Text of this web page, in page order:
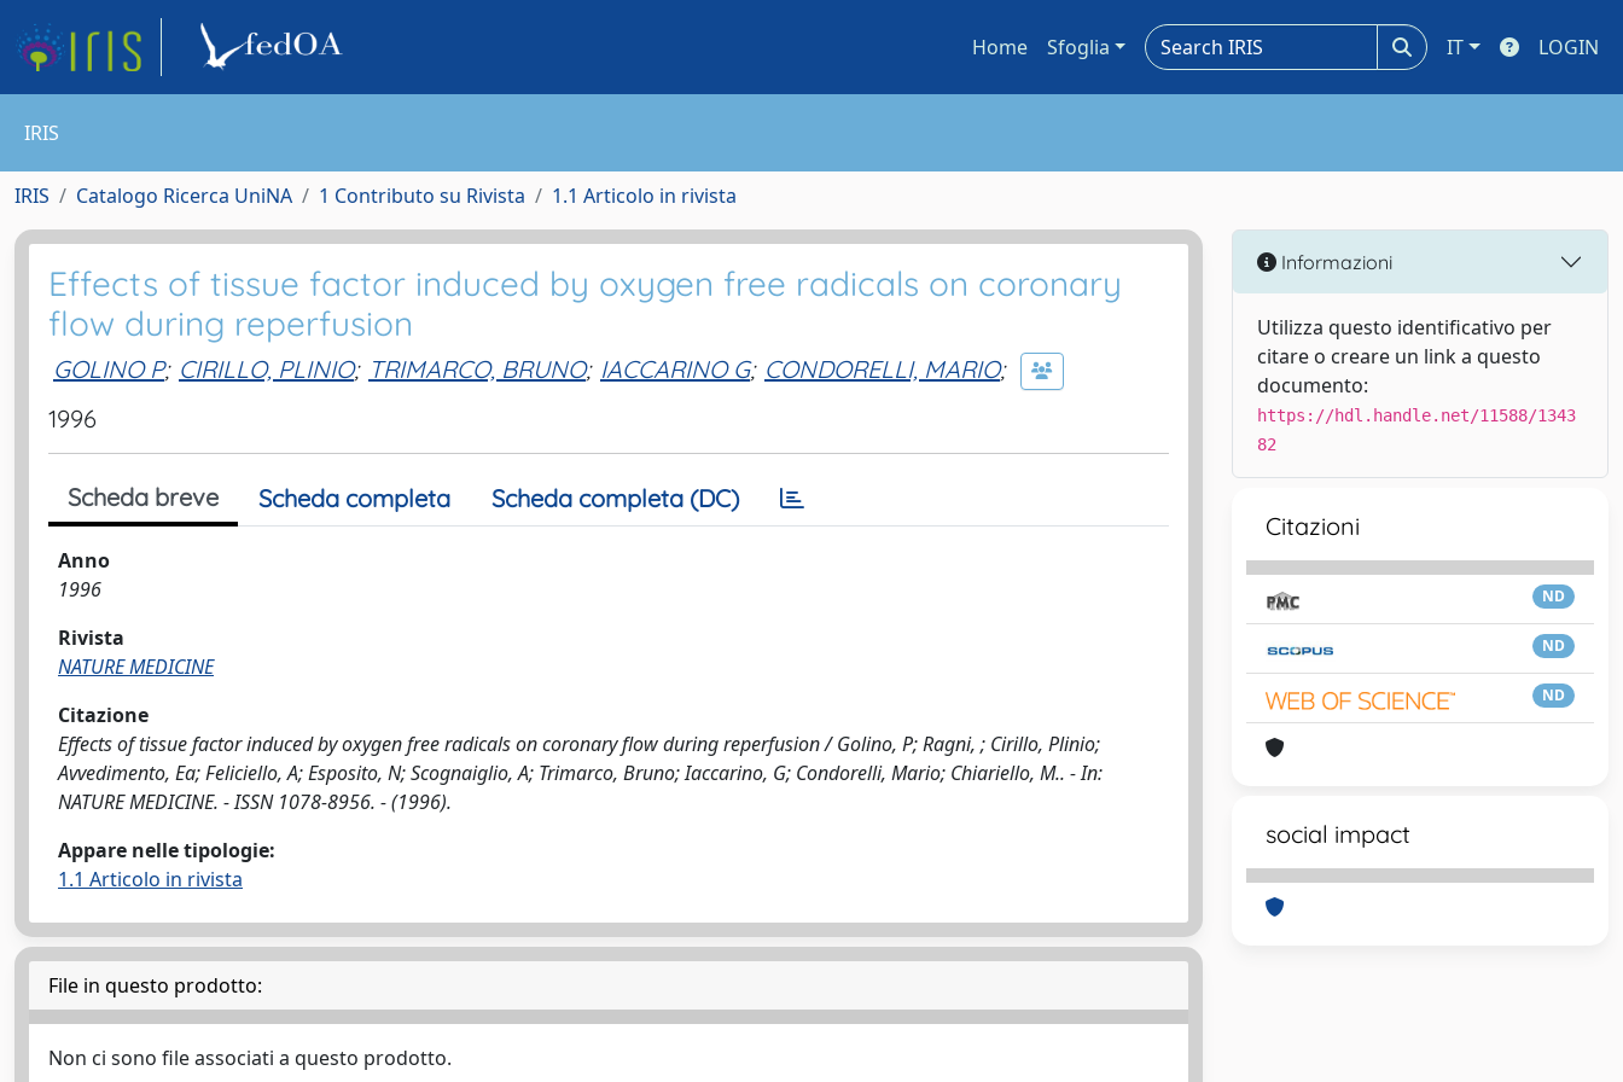
Home Sfoglia IT LOGIN
IRIS
IRIS Catalogo Ricerca UniNA 1 Contributo su Rivista 1.1 Articolo in rivista
Effects of tissue factor induced by oxygen free radicals on coronary
flow during reperfusion
GOLINO P; CIRILLO, PLINIO; TRIMARCO, BRUNO; IACCARINO G; CONDORELLI, MARIO;
1996
Scheda breve Scheda completa Scheda completa (DC)
Anno
1996
Rivista
NATURE MEDICINE
Citazione
Effects of tissue factor induced by oxygen free radicals on coronary flow during reperfusion / Golino, P; Ragni, ; Cirillo, Plinio;
Avvedimento, Ea; Feliciello, A; Esposito, N; Scognaiglio, A; Trimarco, Bruno; Iaccarino, G; Condorelli, Mario; Chiariello, M.. - In:
NATURE MEDICINE. - ISSN 1078-8956. - (1996).
Appare nelle tipologie:
1.1 Articolo in rivista
File in questo prodotto:
Non ci sono file associati a questo prodotto.
Informazioni
Utilizza questo identificativo per
citare o creare un link a questo
documento:
https://hdl.handle.net/11588/1343
82
Citazioni
ND
ND
ND
social impact